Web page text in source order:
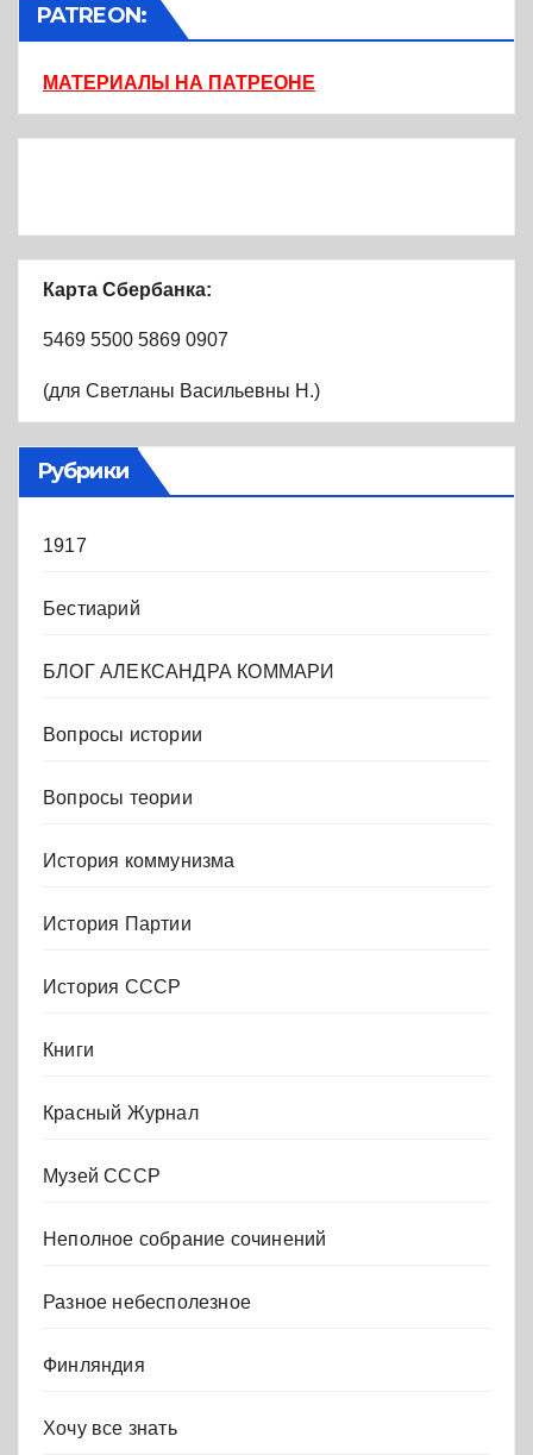
PATREON:
МАТЕРИАЛЫ НА ПАТРЕОНЕ
Карта Сбербанка:
5469 5500 5869 0907
(для Светланы Васильевны Н.)
Рубрики
1917
Бестиарий
БЛОГ АЛЕКСАНДРА КОММАРИ
Вопросы истории
Вопросы теории
История коммунизма
История Партии
История СССР
Книги
Красный Журнал
Музей СССР
Неполное собрание сочинений
Разное небесполезное
Финляндия
Хочу все знать